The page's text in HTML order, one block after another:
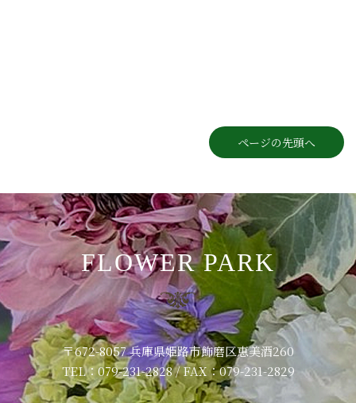
ページの先頭へ
FLOWER PARK
〒672-8057 兵庫県姫路市飾磨区恵美酒260
TEL：079-231-2828 / FAX：079-231-2829